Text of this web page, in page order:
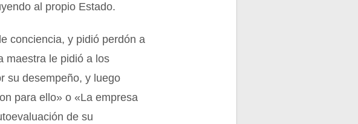
al propio Estado.
conciencia, y pidió perdón a
maestra le pidió a los
su desempeño, y luego
para ello» o «La empresa
de su